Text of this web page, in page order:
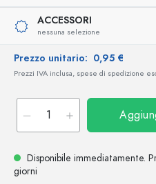
ACCESSORI
nessuna selezione
Prezzo unitario: 0,95 €
Prezzi IVA inclusa, spese di spedizione
Disponibile immediatamente.
giorni